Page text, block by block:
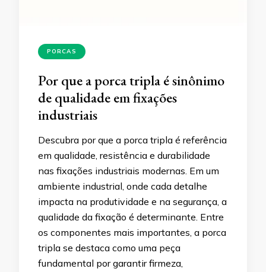
PORCAS
Por que a porca tripla é sinônimo
de qualidade em fixações
industriais
Descubra por que a porca tripla é referência
em qualidade, resistência e durabilidade
nas fixações industriais modernas. Em um
ambiente industrial, onde cada detalhe
impacta na produtividade e na segurança, a
qualidade da fixação é determinante. Entre
os componentes mais importantes, a porca
tripla se destaca como uma peça
fundamental por garantir firmeza,